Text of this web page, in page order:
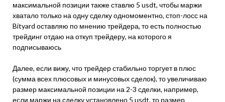
максимальной позиции также ставлю 5 usdt, чтобы маржи
хватало только на одну сделку одномоментно, стоп-лосс на
Bityard оставляю по мнению трейдера, то есть полностью
трейдинг отдаю на откуп трейдеру, на которого я
подписываюсь
Далее, если вижу, что трейдер стабильно торгует в плюс
(сумма всех плюсовых и минусовых сделок), то увеличиваю
размер максимальной позиции на 2-3 сделки, например,
если маржи на сделку установлено 5 usdt, то размер